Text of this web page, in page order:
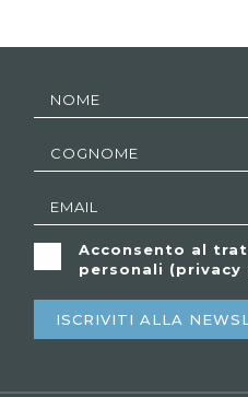
Acconsento al
personali (privacy
ISCRIVITI ALLA